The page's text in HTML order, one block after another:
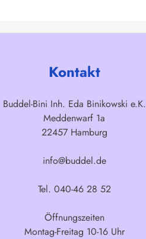
Kontakt
Buddel-Bini Inh. Eda Binikowski e.K.
Meddenwarf 1a
22457 Hamburg
info@buddel.de
Tel. 040-46 28 52
Öffnungszeiten
Montag-Freitag 10-16 Uhr